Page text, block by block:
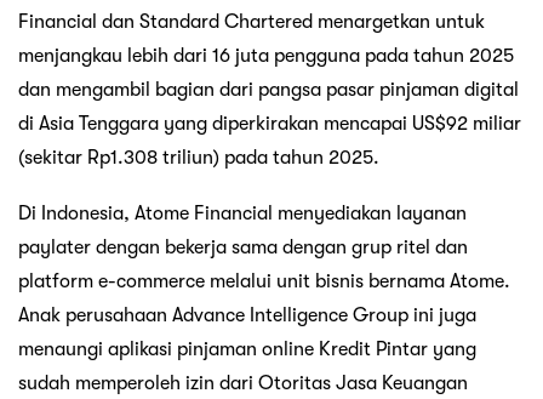
Financial dan Standard Chartered menargetkan untuk
menjangkau lebih dari 16 juta pengguna pada tahun 2025
dan mengambil bagian dari pangsa pasar pinjaman digital
di Asia Tenggara yang diperkirakan mencapai US$92 miliar
(sekitar Rp1.308 triliun) pada tahun 2025.
Di Indonesia, Atome Financial menyediakan layanan
paylater dengan bekerja sama dengan grup ritel dan
platform e-commerce melalui unit bisnis bernama Atome.
Anak perusahaan Advance Intelligence Group ini juga
menaungi aplikasi pinjaman online Kredit Pintar yang
sudah memperoleh izin dari Otoritas Jasa Keuangan